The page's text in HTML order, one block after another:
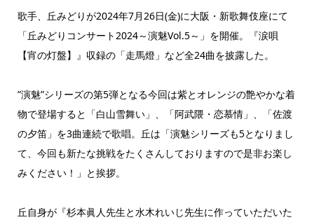
歌手、丘みどりが2024年7月26日(金)に大阪・新歌舞伎座にて
「丘みどりコンサート2024～演魅Vol.5～」を開催。『涙唄
【宵の灯盤】』収録の「走馬燈」など全24曲を披露した。
”演魅”シリーズの第5弾となる今回は紫とオレンジの艶やかな着
物で登場すると「白山雪舞い」、「阿武隈・恋慕情」、「佐渡
の夕笛」を3曲連続で歌唱。丘は「演魅シリーズも5となりまし
て、今回も新たな挑戦をたくさんしておりますので是非お楽し
みください！」と挨拶。
丘自身が『杉本眞人先生と水木れいじ先生に作っていただいた